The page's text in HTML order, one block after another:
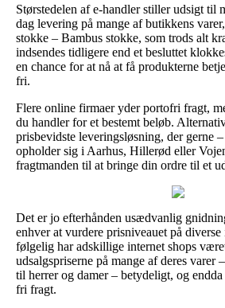
Størstedelen af e-handler stiller udsigt til
dag levering på mange af butikkens
stokke – Bambus stokke, som trods alt
indsendes tidligere end et besluttet
en chance for at nå at få produkterne
fri.
Flere online firmaer yder portofri fragt,
du handler for et bestemt beløb.
prisbevidste leveringsløsning, der gerne
opholder sig i Aarhus, Hillerød eller
fragtmanden til at bringe din ordre til et
Det er jo efterhånden usædvanlig
enhver at vurdere prisniveauet på
følgelig har adskillige internet shops
udsalgspriserne på mange af deres varer
til herrer og damer – betydeligt, og
fri fragt.